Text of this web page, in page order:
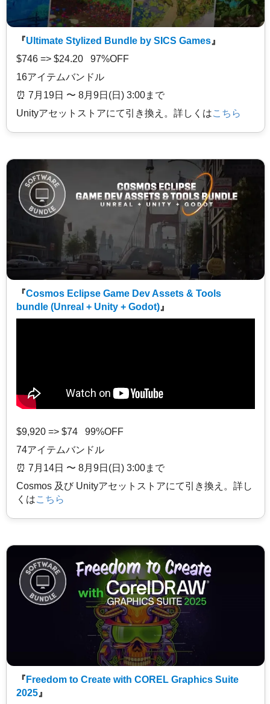
『Ultimate Stylized Bundle by SICS Games 』
$746 => $24.20 97%OFF
16アイテムバンドル
⏰️ 7月19日 〜 8月9日(日) 3:00まで
Unityアセットストアにて引き換え。詳しくはこちら
『Cosmos Eclipse Game Dev Assets & Tools
bundle (Unreal + Unity + Godot) 』
$9,920 => $74 99%OFF
74アイテムバンドル
⏰️ 7月14日 〜 8月9日(日) 3:00まで
Cosmos 及び Unityアセットストアにて引き換え。詳し
くはこちら
『 Freedom to Create with COREL Graphics Suite
2025 』